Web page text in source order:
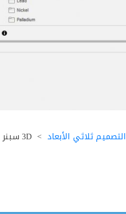
التصميم ثلاثي الأبعاد 3D سبنر